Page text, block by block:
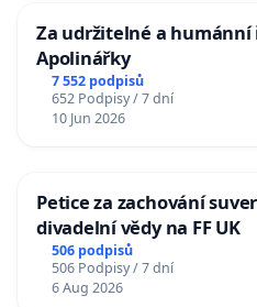
Za udržitelné a humánní
Apolinářky
7 552 podpisů
652 Podpisy / 7 dní
10 Jun 2026
Petice za zachování
divadelní vědy na FF UK
506 podpisů
506 Podpisy / 7 dní
6 Aug 2026